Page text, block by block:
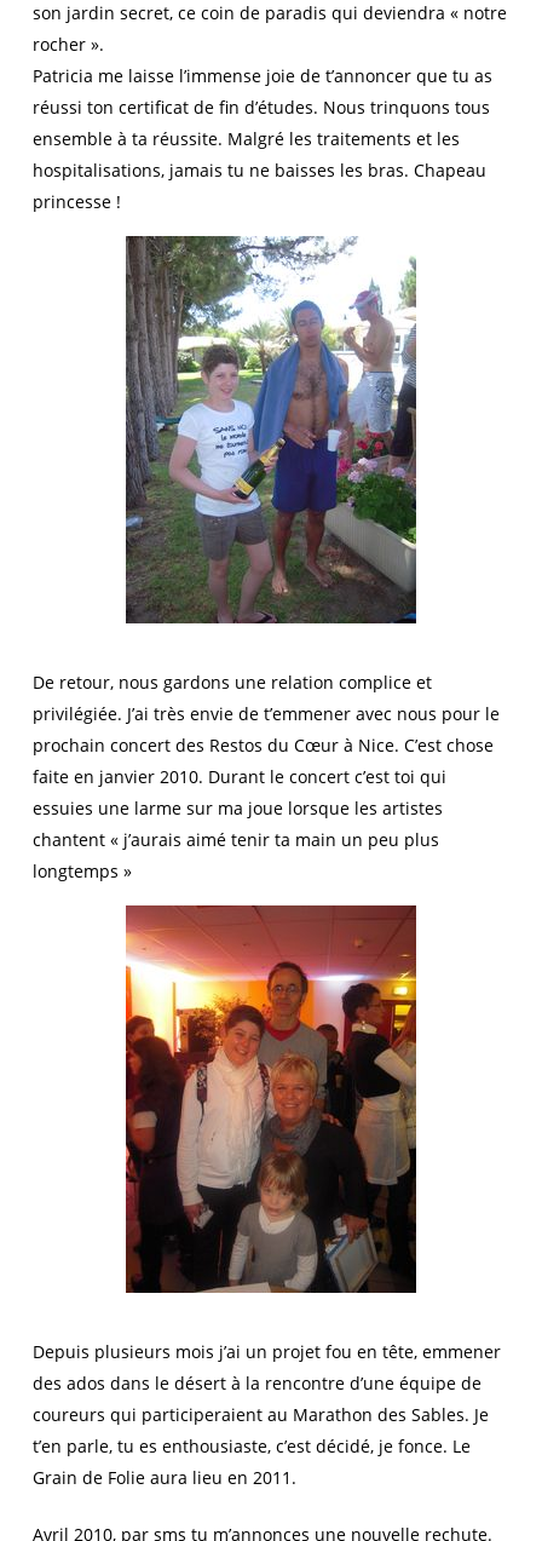
son jardin secret, ce coin de paradis qui deviendra « notre
rocher ».
Patricia me laisse l’immense joie de t’annoncer que tu as
réussi ton certificat de fin d’études. Nous trinquons tous
ensemble à ta réussite. Malgré les traitements et les
hospitalisations, jamais tu ne baisses les bras. Chapeau
princesse !
De retour, nous gardons une relation complice et
privilégiée. J’ai très envie de t’emmener avec nous pour le
prochain concert des Restos du Cœur à Nice. C’est chose
faite en janvier 2010. Durant le concert c’est toi qui
essuies une larme sur ma joue lorsque les artistes
chantent « j’aurais aimé tenir ta main un peu plus
longtemps »
Depuis plusieurs mois j’ai un projet fou en tête, emmener
des ados dans le désert à la rencontre d’une équipe de
coureurs qui participeraient au Marathon des Sables. Je
t’en parle, tu es enthousiaste, c’est décidé, je fonce. Le
Grain de Folie aura lieu en 2011.
Avril 2010, par sms tu m’annonces une nouvelle rechute.